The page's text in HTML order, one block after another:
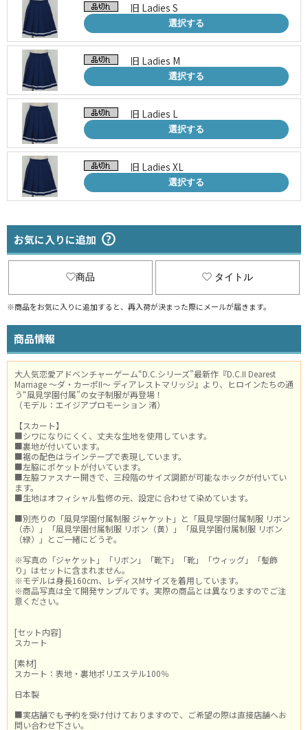
旧 Ladies S
選択する
旧 Ladies M
選択する
旧 Ladies L
選択する
旧 Ladies XL
選択する
お気に入りに追加
商品 タイトル
※商品をお気に入りに追加すると、再入荷が決まった際にメールが届きます。
商品情報
大人気恋愛アドベンチャーゲーム“D.C.シリーズ”最新作『D.C.II Dearest
Marriage ～ダ・カーポII～ ディアレストマリッジ』より、ヒロインたちの通
う“風見学園付属”の女子制服が再登場！
（モデル：エイジアプロモーション 渚）
【スカート】
■シワになりにくく、丈夫な生地を使用しています。
■裏地が付いています。
■裾の配色はラインテープで表現しています。
■左脇にポケットが付いています。
■左脇ファスナー開きで、三段階のサイズ調節が可能なホックが付いてい
ます。
■生地はオフィシャル監修の元、設定に合わせて染めています。
■別売りの「風見学園付属制服 ジャケット」と「風見学園付属制服 リボン
（赤）」「風見学園付属制服 リボン（黄）」「風見学園付属制服 リボン
（緑）」とご一緒にどうぞ。
※写真の「ジャケット」「リボン」「靴下」「靴」「ウィッグ」「髪飾
り」はセットに含まれません。
※モデルは身長160cm、レディスMサイズを着用しています。
※商品写真は全て開発サンプルです。実際の商品とは異なりますのでご注
意ください。
[セット内容]
スカート
[素材]
スカート：表地・裏地ポリエステル100％
日本製
■実店舗でも予約を受け付けておりますので、ご希望の際は直接店舗へお
問い合わせ下さい。